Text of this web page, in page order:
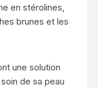
en stérolines,
brunes et les
une solution
de sa peau